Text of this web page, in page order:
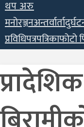
थप अरु
मनोरञ्जनअन्तर्वार्ता
प्रविधिपत्रपत्रिकाफोटो